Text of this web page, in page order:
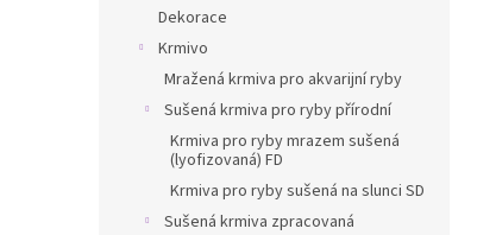
Dekorace
Krmivo
Mražená krmiva pro akvarijní ryby
Sušená krmiva pro ryby přírodní
Krmiva pro ryby mrazem sušená
(lyofizovaná) FD
Krmiva pro ryby sušená na slunci SD
Sušená krmiva zpracovaná